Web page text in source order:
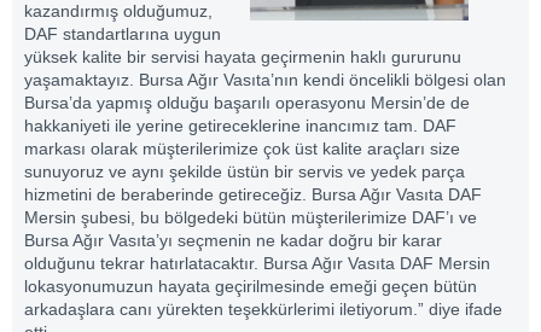
kazandırmış olduğumuz,
DAF standartlarına uygun
yüksek kalite bir servisi hayata geçirmenin haklı gururunu
yaşamaktayız. Bursa Ağır Vasıta’nın kendi öncelikli bölgesi olan
Bursa’da yapmış olduğu başarılı operasyonu Mersin’de de
hakkaniyeti ile yerine getireceklerine inancımız tam. DAF
markası olarak müşterilerimize çok üst kalite araçları size
sunuyoruz ve aynı şekilde üstün bir servis ve yedek parça
hizmetini de beraberinde getireceğiz. Bursa Ağır Vasıta DAF
Mersin şubesi, bu bölgedeki bütün müşterilerimize DAF’ı ve
Bursa Ağır Vasıta’yı seçmenin ne kadar doğru bir karar
olduğunu tekrar hatırlatacaktır. Bursa Ağır Vasıta DAF Mersin
lokasyonumuzun hayata geçirilmesinde emeği geçen bütün
arkadaşlara canı yürekten teşekkürlerimi iletiyorum.” diye ifade